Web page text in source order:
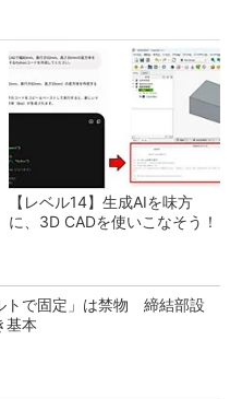
【レベル14】生成AIを味方
に、3D CADを使いこなそう！
トで固定」は禁物 締結部設
基本